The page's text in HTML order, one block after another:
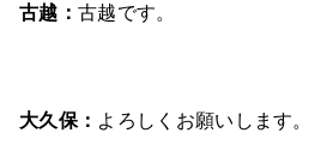
古越： 古越です。
大久保： よろしくお願いします。